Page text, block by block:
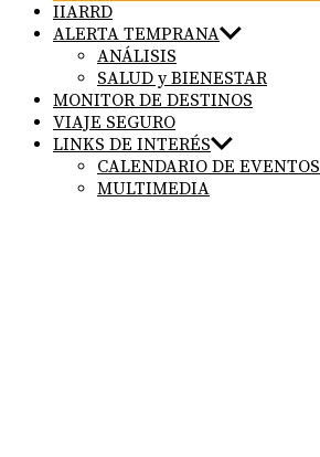
IIARRD
ALERTA TEMPRANA
ANÁLISIS
SALUD y BIENESTAR
MONITOR DE DESTINOS
VIAJE SEGURO
LINKS DE INTERÉS
CALENDARIO DE EVENTOS
MULTIMEDIA